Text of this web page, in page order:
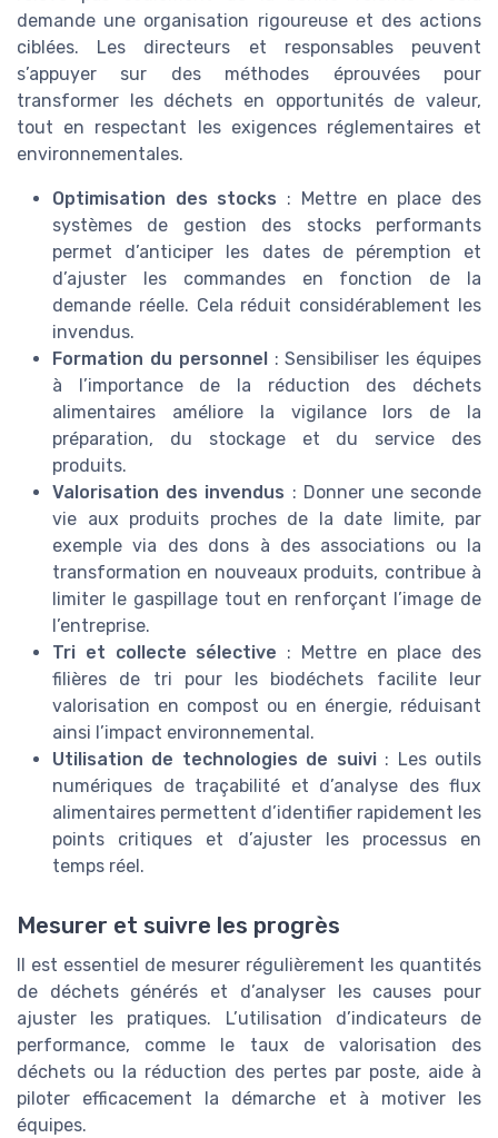
demande une organisation rigoureuse et des actions
ciblées. Les directeurs et responsables peuvent
s’appuyer sur des méthodes éprouvées pour
transformer les déchets en opportunités de valeur,
tout en respectant les exigences réglementaires et
environnementales.
Optimisation des stocks : Mettre en place des
systèmes de gestion des stocks performants
permet d’anticiper les dates de péremption et
d’ajuster les commandes en fonction de la
demande réelle. Cela réduit considérablement les
invendus.
Formation du personnel: Sensibiliser les équipes
à l’importance de la réduction des déchets
alimentaires améliore la vigilance lors de la
préparation, du stockage et du service des
produits.
Valorisation des invendus : Donner une seconde
vie aux produits proches de la date limite, par
exemple via des dons à des associations ou la
transformation en nouveaux produits, contribue à
limiter le gaspillage tout en renforçant l’image de
l’entreprise.
Tri et collecte sélective : Mettre en place des
filières de tri pour les biodéchets facilite leur
valorisation en compost ou en énergie, réduisant
ainsi l’impact environnemental.
Utilisation de technologies de suivi: Les outils
numériques de traçabilité et d’analyse des flux
alimentaires permettent d’identifier rapidement les
points critiques et d’ajuster les processus en
temps réel.
Mesurer et suivre les progrès
Il est essentiel de mesurer régulièrement les quantités
de déchets générés et d’analyser les causes pour
ajuster les pratiques. L’utilisation d’indicateurs de
performance, comme le taux de valorisation des
déchets ou la réduction des pertes par poste, aide à
piloter efficacement la démarche et à motiver les
équipes.